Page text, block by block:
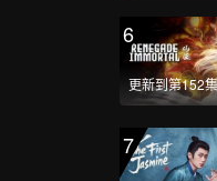
6
更新到第152集
7